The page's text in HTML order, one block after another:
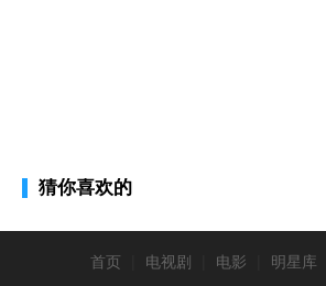
猜你喜欢的
首页 电视剧 电影 明星库